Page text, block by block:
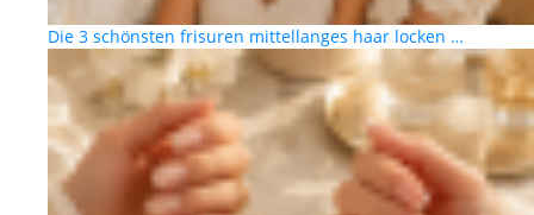
Die 3 schönsten frisuren mittellanges haar locken …